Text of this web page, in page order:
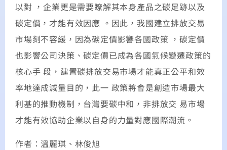
以對 ，企業更是需要瞭解其本身產品之碳足跡以及
碳定價，才能有效因應 。因此，我國建立排放交易
市場刻不容緩，因為碳定價影響各國政策 ，碳定價
也影響公司決策、碳定價已成為各國氣候變遷政策的
核心手 段，建置碳排放交易市場才能真正公平和效
率地達成減量目的，此一 政策將會是創造市場最大
利基的推動機制，台灣要碳中和，非排放交 易市場
才能有效協助企業以自身的力量對應國際潮流。
作者：溫麗琪、林俊旭